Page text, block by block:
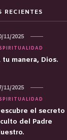
RECIENTES
tu manera, Dios.
11/2025
el secreto
del Padre
11/2025